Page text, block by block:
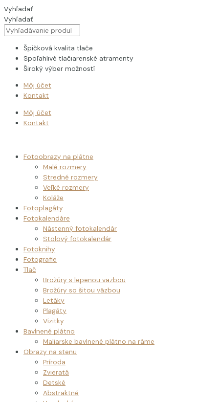
Preskočiť
na
obsah
Vyhľadať
Vyhľadať
Špičková kvalita tlače
Spoľahlivé tlačiarenské atramenty
Široký výber možností
Môj účet
Kontakt
Môj účet
Kontakt
Fotoobrazy na plátne
Malé rozmery
Stredné rozmery
Veľké rozmery
Koláže
Fotoplagáty
Fotokalendáre
Nástenný fotokalendár
Stolový fotokalendár
Fotoknihy
Fotografie
Tlač
Brožúry s lepenou väzbou
Brožúry so šitou väzbou
Letáky
Plagáty
Vizitky
Bavlnené plátno
Maliarske bavlnené plátno na ráme
Obrazy na stenu
Príroda
Zvieratá
Detské
Abstraktné
Lúče
prenikajúce
cez
les
quantity